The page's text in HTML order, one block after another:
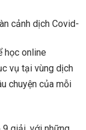
cảnh dịch Covid-
học online
vụ tại vùng dịch
chuyện của mỗi